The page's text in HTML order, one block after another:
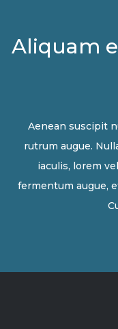
Aliquam
Aenean suscipit
rutrum augue.
iaculis, lorem
fermentum augue,